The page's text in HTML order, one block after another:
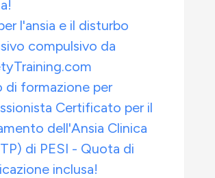
l'ansia e il disturbo
compulsivo da
di formazione per
Certificato per il
dell'Ansia Clinica
di PESI - Quota di
inclusa!